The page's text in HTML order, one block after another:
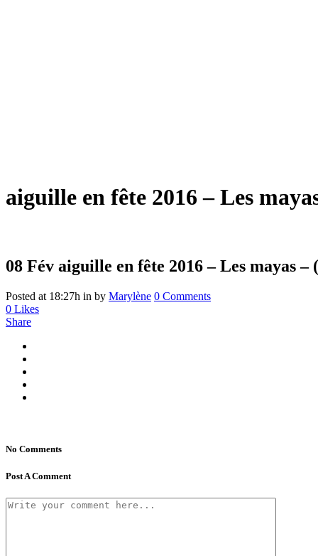
aiguille en fête 2016 – Les
08 Fév aiguille en fête 2016 – Les mayas –
Posted at 18:27h in by Marylène 0 Comments
0 Likes
Share
No Comments
Post A Comment